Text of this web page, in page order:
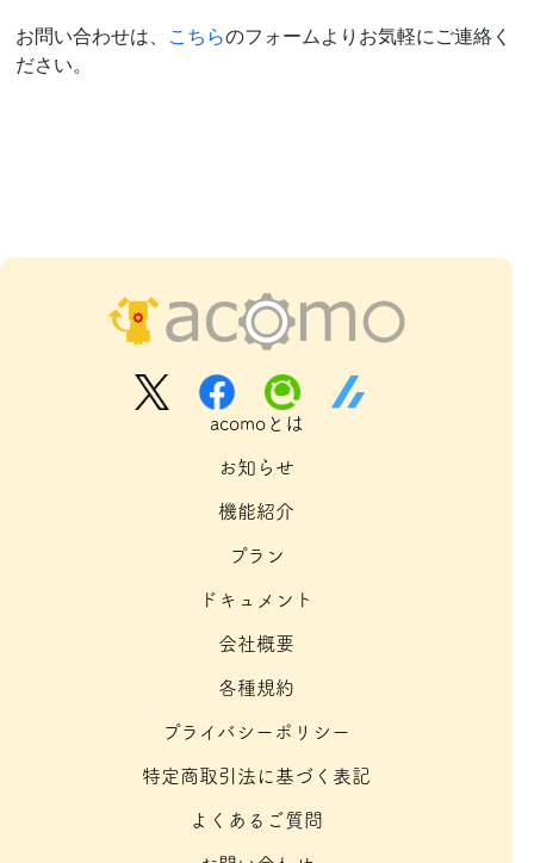
お問い合わせは、 こちらのフォームよりお気軽にご連絡く
ださい。
acomoとは
お知らせ
機能紹介
プラン
ドキュメント
会社概要
各種規約
プライバシーポリシー
特定商取引法に基づく表記
よくあるご質問